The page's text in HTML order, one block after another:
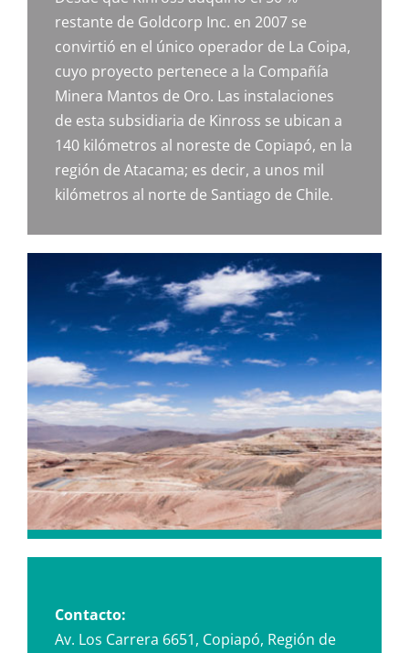
restante de Goldcorp Inc. en 2007 se
convirtió en el único operador de La Coipa,
cuyo proyecto pertenece a la Compañía
Minera Mantos de Oro. Las instalaciones
de esta subsidiaria de Kinross se ubican a
140 kilómetros al noreste de Copiapó, en la
región de Atacama; es decir, a unos mil
kilómetros al norte de Santiago de Chile.
Contacto:
Av. Los Carrera 6651, Copiapó, Región de